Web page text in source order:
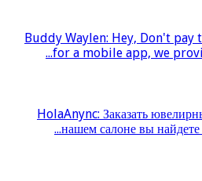
Buddy Waylen: Hey, Don't
for a mobile app, we
HolaAnync: Заказать
нашем салоне вы